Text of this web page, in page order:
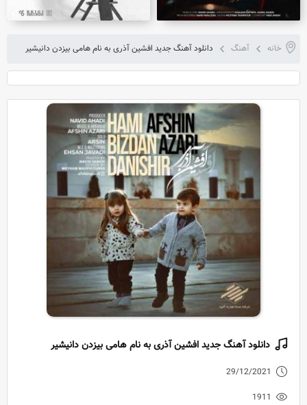
خانه آهنگ دانلود آهنگ جدید افشین آذری به نام هامی بيزدن دانيشير
دانلود آهنگ جدید افشین آذری به نام هامی بيزدن دانيشير
29/12/2021
1911